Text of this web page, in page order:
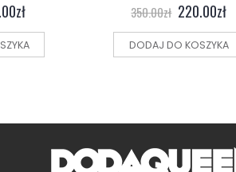
zł 350.00zł 220.00zł
DODAJ DO KOSZYKA